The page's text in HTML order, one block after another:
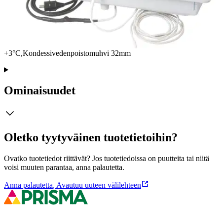
Ulkoyksikön tippa-allas varustettuna 5m lämmityskaapelilla
sisäänrakennetulla termostaatilla joka kytkeytyy päälle
+3°C,Kondessivedenpoistomuhvi 32mm
Ominaisuudet
Oletko tyytyväinen tuotetietoihin?
Ovatko tuotetiedot riittävät? Jos tuotetiedoissa on puutteita tai niitä
voisi muuten parantaa, anna palautetta.
Anna palautetta, Avautuu uuteen välilehteen